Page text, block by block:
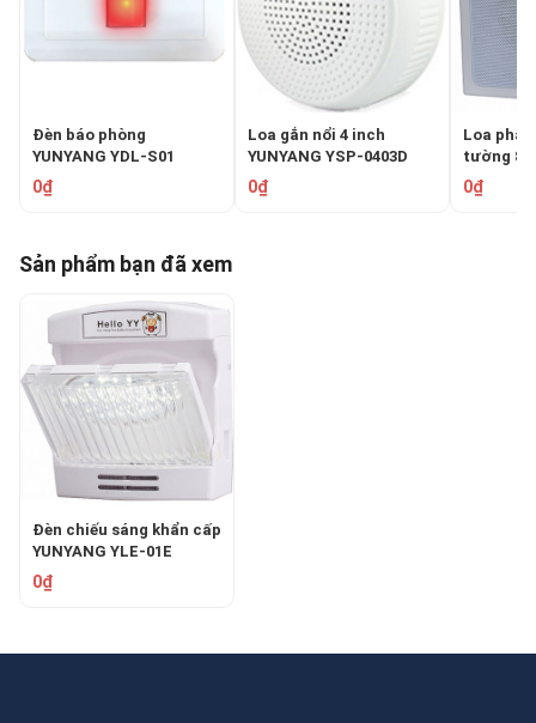
Đèn báo phòng
YUNYANG YDL-S01
0₫
Loa gắn nổi 4 inch
YUNYANG YSP-0403D
0₫
Loa
tường 8
YSP-610A
0₫
Sản phẩm bạn đã xem
Đèn chiếu sáng khẩn cấp
YUNYANG YLE-01E
(700mAh)
0₫